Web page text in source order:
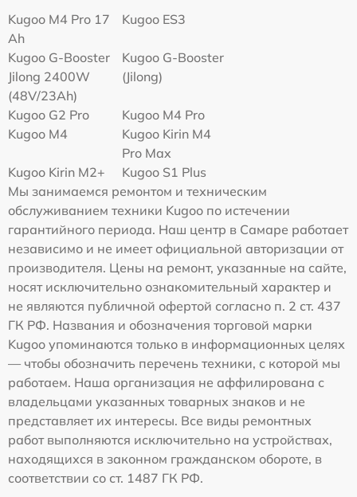
Kugoo M4 Pro 17
Ah
Kugoo ES3
Kugoo G-Booster
Jilong 2400W
(48V/23Ah)
Kugoo G-Booster
(Jilong)
Kugoo G2 Pro
Kugoo M4 Pro
Kugoo M4
Kugoo Kirin M4
Pro Max
Kugoo Kirin M2+
Kugoo S1 Plus
Мы занимаемся ремонтом и техническим
обслуживанием техники Kugoo по истечении
гарантийного периода. Наш центр в Самаре работает
независимо и не имеет официальной авторизации от
производителя. Цены на ремонт, указанные на сайте,
носят исключительно ознакомительный характер и
не являются публичной офертой согласно п. 2 ст. 437
ГК РФ. Названия и обозначения торговой марки
Kugoo упоминаются только в информационных целях
— чтобы обозначить перечень техники, с которой мы
работаем. Наша организация не аффилирована с
владельцами указанных товарных знаков и не
представляет их интересы. Все виды ремонтных
работ выполняются исключительно на устройствах,
находящихся в законном гражданском обороте, в
соответствии со ст. 1487 ГК РФ.